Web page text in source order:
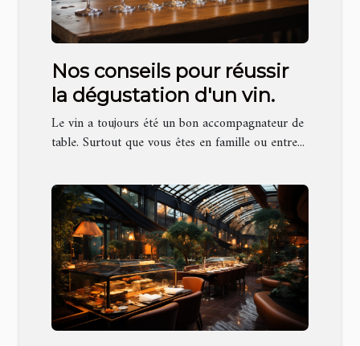
Nos conseils pour réussir
la dégustation d'un vin.
Le vin a toujours été un bon accompagnateur de
table. Surtout que vous êtes en famille ou entre...